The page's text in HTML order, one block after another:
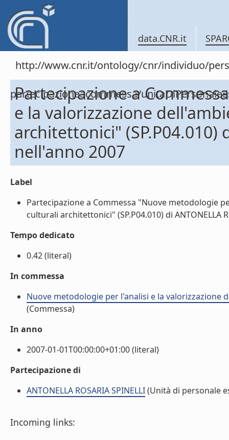
data.CNR.it
http://www.cnr.it/ontology/cnr/individuo/
partecipazioneacommessa/
Partecipazione a
e la valorizzazione
architettonici" (SP.P04.010)
nell'anno 2007
Label
Partecipazione a Commessa "Nuove metodologie
culturali architettonici" (SP.P04.010) di ANTONELLA
Tempo dedicato
0.42 (literal)
In commessa
Nuove metodologie per l'analisi e la valorizzazione
(Commessa)
In anno
2007-01-01T00:00:00+01:00 (literal)
Partecipazione di
ANTONELLA ROSARIA SPINELLI(Unità di personale
Incoming links: